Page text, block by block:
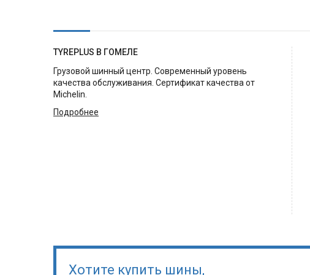
TYREPLUS В ГОМЕЛЕ
Грузовой шинный центр. Современный уровень
качества обслуживания. Сертификат качества от
Michelin.
Подробнее
Хотите купить шины,